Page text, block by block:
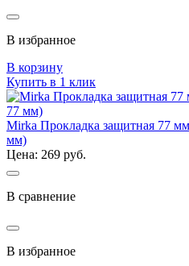
В избранное
В корзину
Купить в 1 клик
Mirka Прокладка защитная 77
мм)
Цена: 269 руб.
В сравнение
В избранное